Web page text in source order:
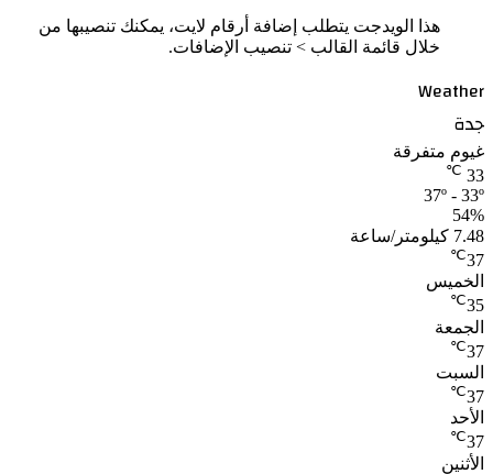
هذا الويدجت يتطلب إضافة أرقام لايت، يمكنك تنصيبها من
خلال قائمة القالب > تنصيب الإضافات.
Weather
جدة
غيوم متفرقة
33
℃
37º - 33º
54%
7.48 كيلومتر/ساعة
37
℃
الخميس
35
℃
الجمعة
37
℃
السبت
37
℃
الأحد
37
℃
الأثنين